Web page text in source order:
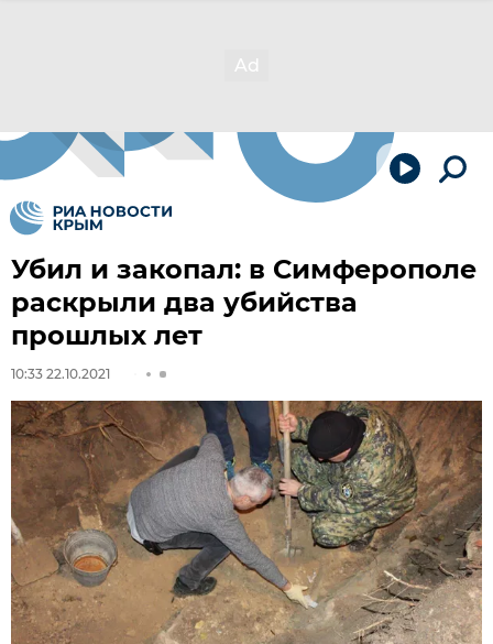
Убил и закопал: в Симферополе
раскрыли два убийства
прошлых лет
10:33 22.10.2021